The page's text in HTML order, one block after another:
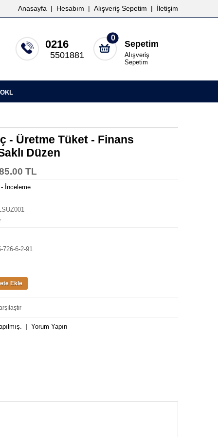
Sepetim
Alışveriş
Sepetim
0
0216
5501881
Anasayfa | Hesabım | Alışveriş Sepetim | İletişim
- Üretme Tüket - Finans
Düzen
TL
İnceleme
726-6-2-91
| Yorum Yapın